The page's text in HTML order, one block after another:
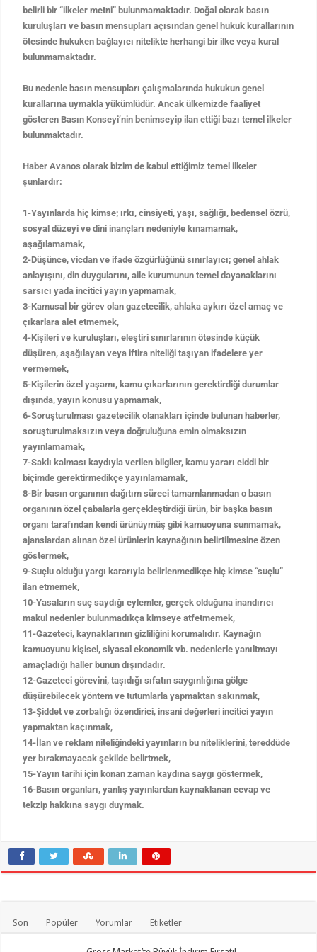
Orçun Karakaya’dan Cumhurbaşkanı Erdoğan’a Özel Tasarım Tablo
belirli bir “ilkeler metni” bulunmamaktadır. Doğal olarak basın
kuruluşları ve basın mensupları açısından genel hukuk kurallarının
ötesinde hukuken bağlayıcı nitelikte herhangi bir ilke veya kural
bulunmamaktadır.
Bu nedenle basın mensupları çalışmalarında hukukun genel
kurallarına uymakla yükümlüdür. Ancak ülkemizde faaliyet
gösteren Basın Konseyi’nin benimseyip ilan ettiği bazı temel ilkeler
bulunmaktadır.
Haber Avanos olarak bizim de kabul ettiğimiz temel ilkeler
şunlardır:
1-Yayınlarda hiç kimse; ırkı, cinsiyeti, yaşı, sağlığı, bedensel özrü,
sosyal düzeyi ve dini inançları nedeniyle kınamamak,
aşağılamamak,
2-Düşünce, vicdan ve ifade özgürlüğünü sınırlayıcı; genel ahlak
anlayışını, din duygularını, aile kurumunun temel dayanaklarını
sarsıcı yada incitici yayın yapmamak,
3-Kamusal bir görev olan gazetecilik, ahlaka aykırı özel amaç ve
çıkarlara alet etmemek,
4-Kişileri ve kuruluşları, eleştiri sınırlarının ötesinde küçük
düşüren, aşağılayan veya iftira niteliği taşıyan ifadelere yer
vermemek,
5-Kişilerin özel yaşamı, kamu çıkarlarının gerektirdiği durumlar
dışında, yayın konusu yapmamak,
6-Soruşturulması gazetecilik olanakları içinde bulunan haberler,
soruşturulmaksızın veya doğruluğuna emin olmaksızın
yayınlamamak,
7-Saklı kalması kaydıyla verilen bilgiler, kamu yararı ciddi bir
biçimde gerektirmedikçe yayınlamamak,
8-Bir basın organının dağıtım süreci tamamlanmadan o basın
organının özel çabalarla gerçekleştirdiği ürün, bir başka basın
organı tarafından kendi ürünüymüş gibi kamuoyuna sunmamak,
ajanslardan alınan özel ürünlerin kaynağının belirtilmesine özen
göstermek,
9-Suçlu olduğu yargı kararıyla belirlenmedikçe hiç kimse “suçlu”
ilan etmemek,
10-Yasaların suç saydığı eylemler, gerçek olduğuna inandırıcı
makul nedenler bulunmadıkça kimseye atfetmemek,
11-Gazeteci, kaynaklarının gizliliğini korumalıdır. Kaynağın
kamuoyunu kişisel, siyasal ekonomik vb. nedenlerle yanıltmayı
amaçladığı haller bunun dışındadır.
12-Gazeteci görevini, taşıdığı sıfatın saygınlığına gölge
düşürebilecek yöntem ve tutumlarla yapmaktan sakınmak,
13-Şiddet ve zorbalığı özendirici, insani değerleri incitici yayın
yapmaktan kaçınmak,
14-İlan ve reklam niteliğindeki yayınların bu niteliklerini, tereddüde
yer bırakmayacak şekilde belirtmek,
15-Yayın tarihi için konan zaman kaydına saygı göstermek,
16-Basın organları, yanlış yayınlardan kaynaklanan cevap ve
tekzip hakkına saygı duymak.
Son Popüler Yorumlar Etiketler